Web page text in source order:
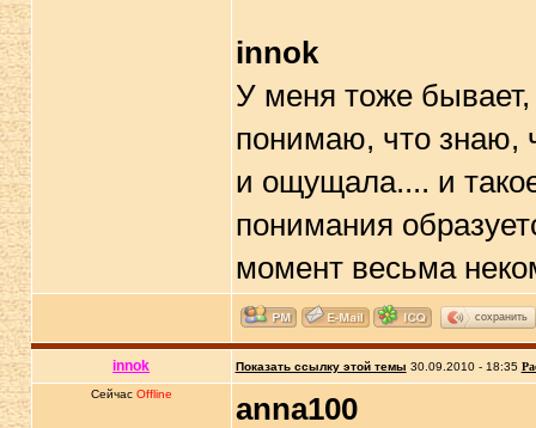
innok
У меня тоже
понимаю, что знаю,
и ощущала.... и
понимания
момент весьма
сохранить
innok Показать ссылку этой темы 30.09.2010 - 18:35
Сейчас Offline anna100